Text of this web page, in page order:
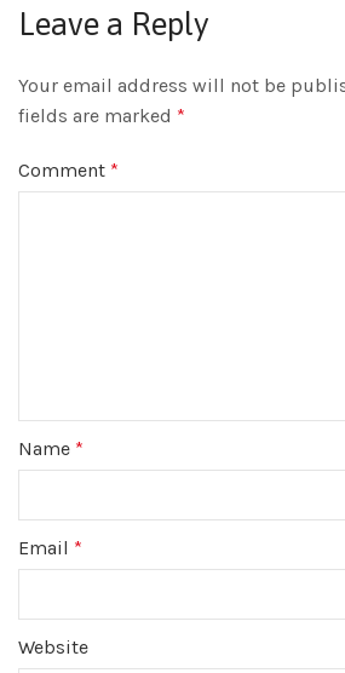
Leave a Reply
Your email address will not be
fields are marked *
Comment *
Name *
Email *
Website